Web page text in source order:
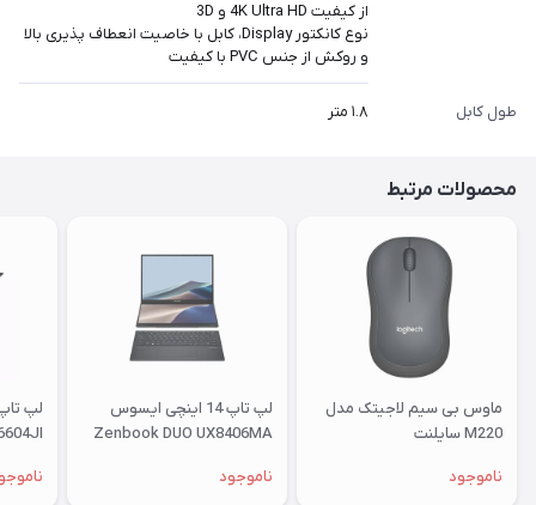
از کیفیت 4K Ultra HD و 3D
نوع کانکتور Display، کابل با خاصیت انعطاف پذیری بالا
و روکش از جنس PVC با کیفیت
طول کابل ۱.۸ متر
محصولات مرتبط
ماوس بی‌ سیم لاجیتک مدل
M220 سایلنت
ناموجود
لپ تاپ 14 اینچی ایسوس
Zenbook DUO UX8406MA
INTEL
ناموجود